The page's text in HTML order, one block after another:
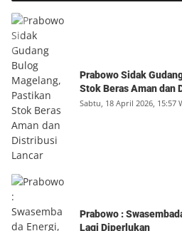
Prabowo Sidak
Stok Beras Aman dan
Sabtu, 18 April 2026, 15:57
Prabowo :
Lagi Diperlukan